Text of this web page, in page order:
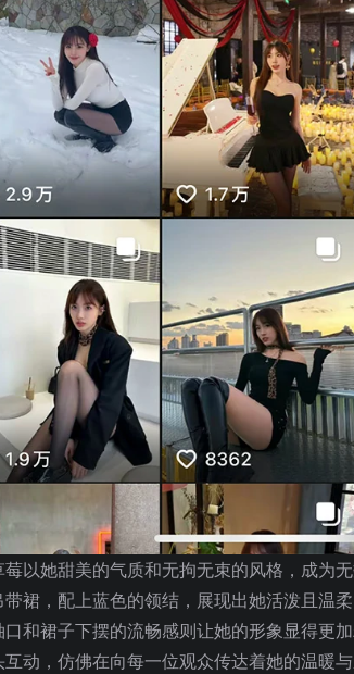
莓以她甜美的气质和无拘无束的风格，成为
带裙，配上蓝色的领结，展现出她活泼且温
口和裙子下摆的流畅感则让她的形象显得更
互动，仿佛在向每一位观众传达着她的温暖